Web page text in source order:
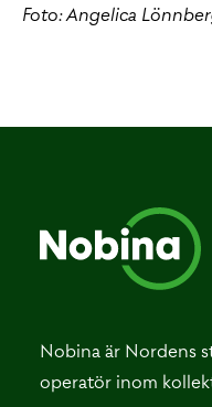
Foto: Angelica
Nobina är Nordens
operatör inom